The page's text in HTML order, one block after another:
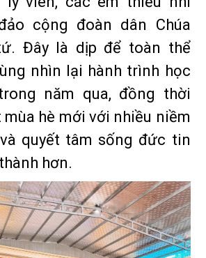
cộng đoàn dân Chúa
Đây là dịp để toàn thể
nhìn lại hành trình học
năm qua, đồng thời
hè mới với nhiều niềm
quyết tâm sống đức tin
hơn.